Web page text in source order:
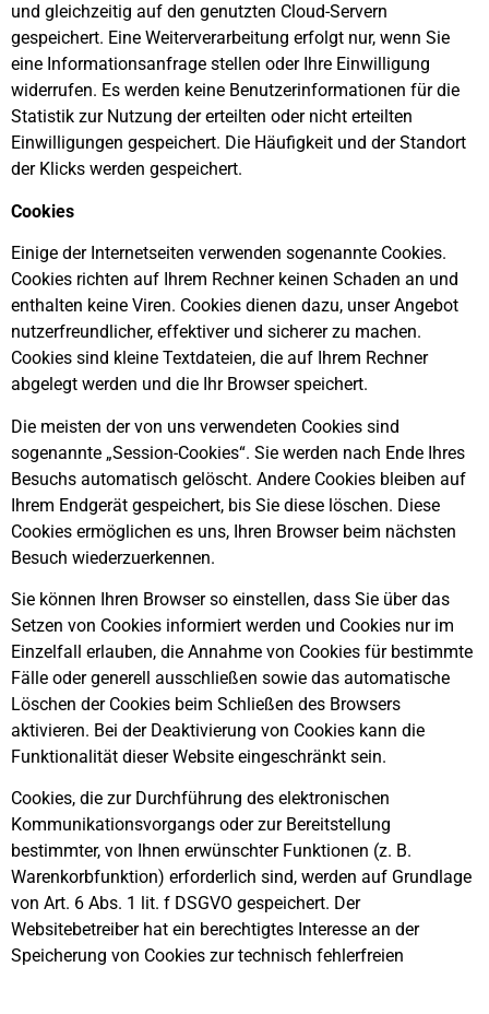
und gleichzeitig auf den genutzten Cloud-Servern
gespeichert. Eine Weiterverarbeitung erfolgt nur, wenn Sie
eine Informationsanfrage stellen oder Ihre Einwilligung
widerrufen. Es werden keine Benutzerinformationen für die
Statistik zur Nutzung der erteilten oder nicht erteilten
Einwilligungen gespeichert. Die Häufigkeit und der Standort
der Klicks werden gespeichert.
Cookies
Einige der Internetseiten verwenden sogenannte Cookies.
Cookies richten auf Ihrem Rechner keinen Schaden an und
enthalten keine Viren. Cookies dienen dazu, unser Angebot
nutzerfreundlicher, effektiver und sicherer zu machen.
Cookies sind kleine Textdateien, die auf Ihrem Rechner
abgelegt werden und die Ihr Browser speichert.
Die meisten der von uns verwendeten Cookies sind
sogenannte „Session-Cookies“. Sie werden nach Ende Ihres
Besuchs automatisch gelöscht. Andere Cookies bleiben auf
Ihrem Endgerät gespeichert, bis Sie diese löschen. Diese
Cookies ermöglichen es uns, Ihren Browser beim nächsten
Besuch wiederzuerkennen.
Sie können Ihren Browser so einstellen, dass Sie über das
Setzen von Cookies informiert werden und Cookies nur im
Einzelfall erlauben, die Annahme von Cookies für bestimmte
Fälle oder generell ausschließen sowie das automatische
Löschen der Cookies beim Schließen des Browsers
aktivieren. Bei der Deaktivierung von Cookies kann die
Funktionalität dieser Website eingeschränkt sein.
Cookies, die zur Durchführung des elektronischen
Kommunikationsvorgangs oder zur Bereitstellung
bestimmter, von Ihnen erwünschter Funktionen (z. B.
Warenkorbfunktion) erforderlich sind, werden auf Grundlage
von Art. 6 Abs. 1 lit. f DSGVO gespeichert. Der
Websitebetreiber hat ein berechtigtes Interesse an der
Speicherung von Cookies zur technisch fehlerfreien